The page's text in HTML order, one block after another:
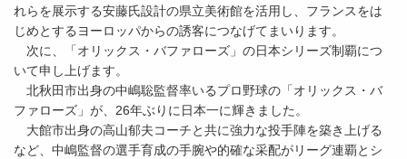
れらを展示する安藤氏設計の県立美術館を活用し、フランスをは
じめとするヨーロッパからの誘客につなげてまいります。
次に、「オリックス・バファローズ」の日本シリーズ制覇につ
いて申し上げます。
北秋田市出身の中嶋聡監督率いるプロ野球の「オリックス・バ
ファローズ」が、26年ぶりに日本一に輝きました。
大館市出身の高山郁夫コーチと共に強力な投手陣を築き上げる
など、中嶋監督の選手育成の手腕や的確な采配がリーグ連覇とシ